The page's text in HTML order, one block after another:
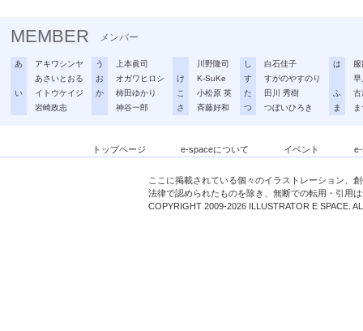
MEMBER メンバー
あ
アキワシンヤ
あさいとおる
い
イトウケイジ
岩崎政志
う
上本眞司
お
オガワヒロシ
か
柿田ゆかり
神谷一郎
川野隆司
け
K-SuKe
こ
小松原 英
さ
斉藤好和
し
白石佳子
す
すがのやすのり
た
田川 秀樹
つ
つぼいひろき
は
早
ふ
古
ま
トップページ e-spaceについて イベント
ここに掲載されている個々のイラストレーション、
法律で認められたものを除き、無断での転用・引用
COPYRIGHT 2009-2026 ILLUSTRATOR E SPACE.